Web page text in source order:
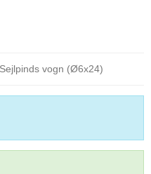
vogn (Ø6x24)